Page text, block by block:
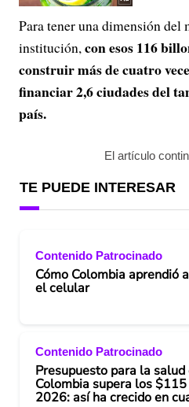
Para tener una dimensión
institución,con esos 116
construir más de cuatro
financiar 2,6 ciudades del
país.
El artículo
TE PUEDE INTERESAR
Contenido Patrocinado
Cómo Colombia aprendió
el celular
Contenido Patrocinado
Presupuesto para la salud
Colombia supera los
2026: así ha crecido en